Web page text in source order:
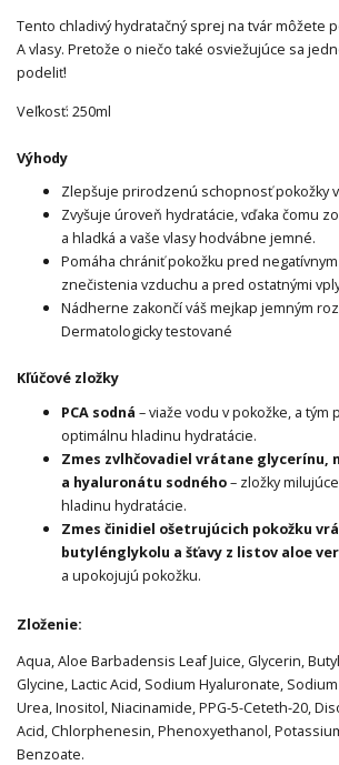
Tento chladivý hydratačný sprej na tvár môžete
A vlasy. Pretože o niečo také osviežujúce sa
podeliť!
Veľkosť: 250ml
Výhody
Zlepšuje prirodzenú schopnosť pokožky
Zvyšuje úroveň hydratácie, vďaka čomu
a hladká a vaše vlasy hodvábne jemné.
Pomáha chrániť pokožku pred
znečistenia vzduchu a pred ostatnými
Nádherne zakončí váš mejkap jemným
Dermatologicky testované
Kľúčové zložky
PCA sodná – viaže vodu v pokožke, a tým
optimálnu hladinu hydratácie.
Zmes zvlhčovadiel vrátane glycerínu,
a hyaluronátu sodného– zložky
hladinu hydratácie.
Zmes činidiel ošetrujúcich pokožku
butylénglykolu a šťavy z listov aloe
a upokojujú pokožku.
Zloženie:
Aqua, Aloe Barbadensis Leaf Juice, Glycerin,
Glycine, Lactic Acid, Sodium Hyaluronate,
Urea, Inositol, Niacinamide, PPG-5-Ceteth-20,
Acid, Chlorphenesin, Phenoxyethanol,
Benzoate.